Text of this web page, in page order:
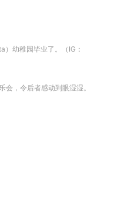
）幼稚园毕业了。（IG：
，令后者感动到眼湿湿。